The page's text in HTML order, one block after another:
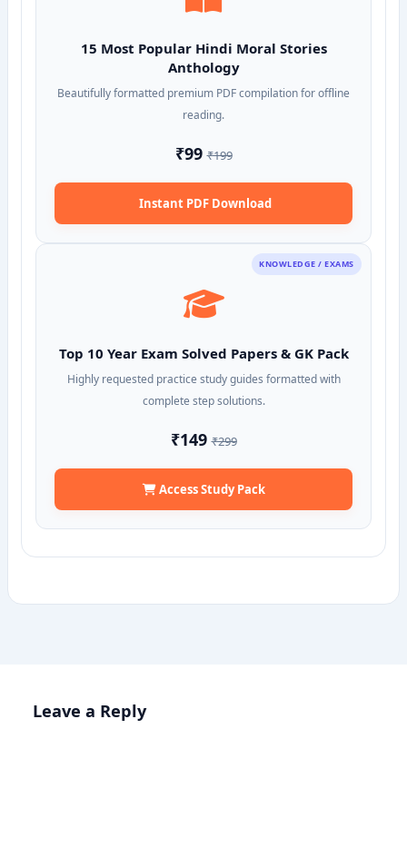
15 Most Popular Hindi Moral Stories
Anthology
Beautifully formatted premium PDF compilation for offline
reading.
₹99₹199
Instant PDF Download
KNOWLEDGE / EXAMS
Top 10 Year Exam Solved Papers & GK Pack
Highly requested practice study guides formatted with
complete step solutions.
₹149₹299
Access Study Pack
Leave a Reply